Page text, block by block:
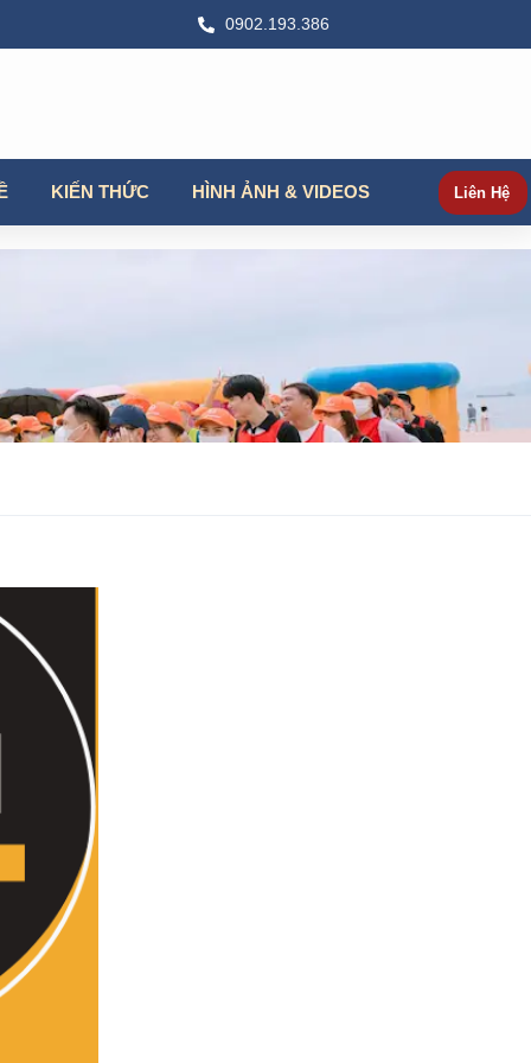
0902.193.386
KIẾN THỨC HÌNH ẢNH & VIDEOS Liên Hệ